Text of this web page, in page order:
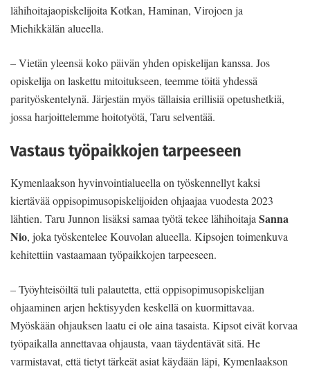
lähihoitajaopiskelijoita Kotkan, Haminan, Virojoen ja
Miehikkälän alueella.
– Vietän yleensä koko päivän yhden opiskelijan kanssa. Jos
opiskelija on laskettu mitoitukseen, teemme töitä yhdessä
parityöskentelynä. Järjestän myös tällaisia erillisiä opetushetkiä,
jossa harjoittelemme hoitotyötä, Taru selventää.
Vastaus työpaikkojen tarpeeseen
Kymenlaakson hyvinvointialueella on työskennellyt kaksi
kiertävää oppisopimusopiskelijoiden ohjaajaa vuodesta 2023
lähtien. Taru Junnon lisäksi samaa työtä tekee lähihoitaja Sanna
Nio, joka työskentelee Kouvolan alueella. Kipsojen toimenkuva
kehitettiin vastaamaan työpaikkojen tarpeeseen.
– Työyhteisöiltä tuli palautetta, että oppisopimusopiskelijan
ohjaaminen arjen hektisyyden keskellä on kuormittavaa.
Myöskään ohjauksen laatu ei ole aina tasaista. Kipsot eivät korvaa
työpaikalla annettavaa ohjausta, vaan täydentävät sitä. He
varmistavat, että tietyt tärkeät asiat käydään läpi, Kymenlaakson